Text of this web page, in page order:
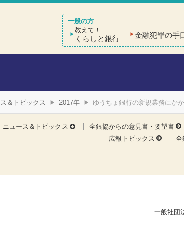
教えて！
くらしと銀行 金融犯罪の手
＆トピックス 2017年 ゆうちょ銀行の新規業務にか
ニュース＆トピックス 全銀協からの意見書・要望書
広報トピックス
全
一般社団